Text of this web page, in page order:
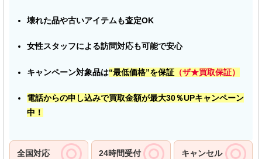
壊れた品や古いアイテムも査定OK
女性スタッフによる訪問対応も可能で安心
キャンペーン対象品は“最低価格”を保証 （ザ★買取保証）
電話からの申し込みで買取金額が最大30％UPキャンペーン
中！
全国対応 24時間受付 キャンセル